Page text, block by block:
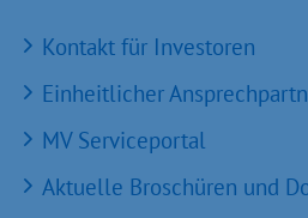
Kontakt für Investoren
Einheitlicher
MV Serviceportal
Aktuelle Broschüren und